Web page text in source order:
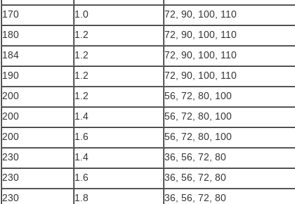
170
1.0
72, 90, 100, 110
180
1.2
72, 90, 100, 110
184
1.2
72, 90, 100, 110
190
1.2
72, 90, 100, 110
200
1.2
56, 72, 80, 100
200
1.4
56, 72, 80, 100
200
1.6
56, 72, 80, 100
230
1.4
36, 56, 72, 80
230
1.6
36, 56, 72, 80
230
1.8
36, 56, 72, 80